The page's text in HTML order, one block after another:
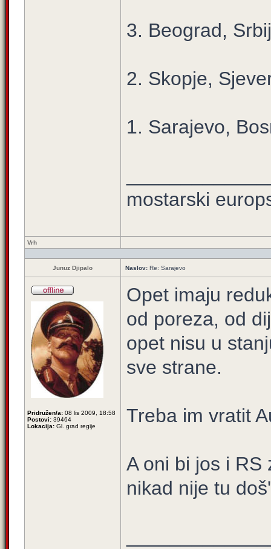
3. Beograd,
2. Skopje,
1. Sarajevo,
mostarski
Vrh
Junuz Djipalo Naslov: Re: Sarajevo
Pridružen/a: 08 lis 2009, 18:58
Postovi: 39464
Lokacija: Gl. grad regije
Opet imaju
od poreza, od
opet nisu u
sve strane.
Treba im vratit
A oni bi jos i RS
nikad nije tu